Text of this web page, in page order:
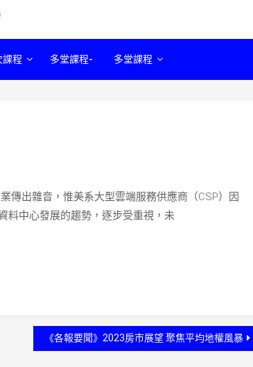
課程 多堂課程- 多堂課程
傳出雜音，惟美系大型雲端服務供應商（CSP）因
料中心發展的趨勢，逐步受重視，未
《各報要聞》2023房市展望 聚焦平均地權風暴